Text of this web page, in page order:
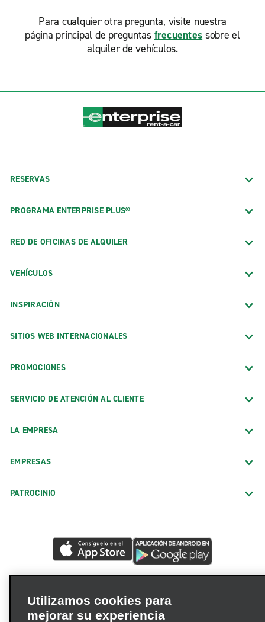
Para cualquier otra pregunta, visite nuestra
página principal de preguntas frecuentes sobre el
alquiler de vehículos.
RESERVAS
PROGRAMA ENTERPRISE PLUS®
RED DE OFICINAS DE ALQUILER
VEHÍCULOS
INSPIRACIÓN
SITIOS WEB INTERNACIONALES
PROMOCIONES
SERVICIO DE ATENCIÓN AL CLIENTE
LA EMPRESA
EMPRESAS
PATROCINIO
Utilizamos cookies para
mejorar su experiencia